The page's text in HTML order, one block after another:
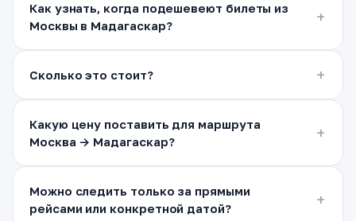
Как узнать, когда подешевеют билеты из
Москвы в Мадагаскар?
Сколько это стоит?
Какую цену поставить для маршрута
Москва → Мадагаскар?
Можно следить только за прямыми
рейсами или конкретной датой?